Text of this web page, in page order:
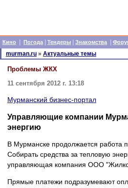
Кино Погода Тендеры Знакомства
murman.ru » Актуальные темы
Проблемы ЖКХ
11 сентября 2012 г. 13:18
Мурманский бизнес-портал
Управляющие компании
энергию
В Мурманске продолжается работа
Собирать средства за тепловую
управляющая компания ООО
Прямые платежи подразумевают